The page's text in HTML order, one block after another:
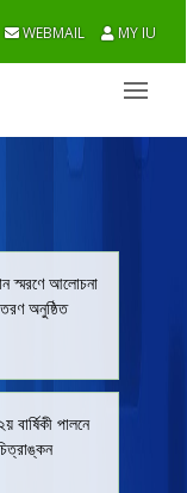
WEBMAIL MY IU
স্মরণে আলোচনা
অনুষ্ঠিত
পালনে